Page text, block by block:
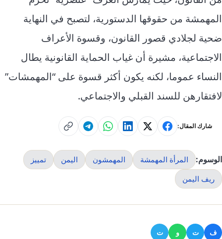
المهمشة من حقوقها الدستورية، لتصبح في النهاية
ضحية لجلادي قصور القانون، وقسوة الأعراف
الاجتماعية، مشيرة أن غياب الحماية القانونية يطال
النساء عموما، لكنه يكون أكثر قسوة على “المهمشات”
لافتقارهن للسند القبلي والاجتماعي.
شارك المقال:
الوسوم: المرأة المهمشة المهمشون اليمن
تمييز
ريف اليمن
ف ت و ت